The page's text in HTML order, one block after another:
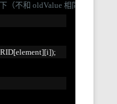
不和 oldValue 相同）， 才进行
[element][i]);